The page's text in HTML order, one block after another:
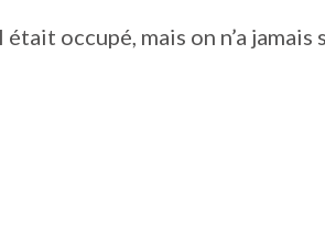
était occupé, mais on n’a